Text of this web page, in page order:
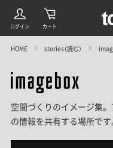
HOME stories（読む）
空間づくりのイメージ集
の情報を共有する場所です